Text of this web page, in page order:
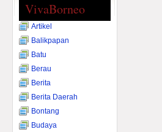
VivaBorneo
Artikel
Balikpapan
Batu
Berau
Berita
Berita Daerah
Bontang
Budaya